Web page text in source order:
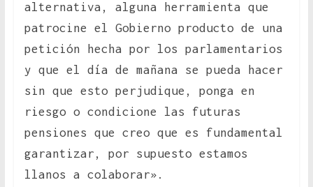
alternativa, alguna herramienta que
patrocine el Gobierno producto de una
petición hecha por los parlamentarios
y que el día de mañana se pueda hacer
sin que esto perjudique, ponga en
riesgo o condicione las futuras
pensiones que creo que es fundamental
garantizar, por supuesto estamos
llanos a colaborar».